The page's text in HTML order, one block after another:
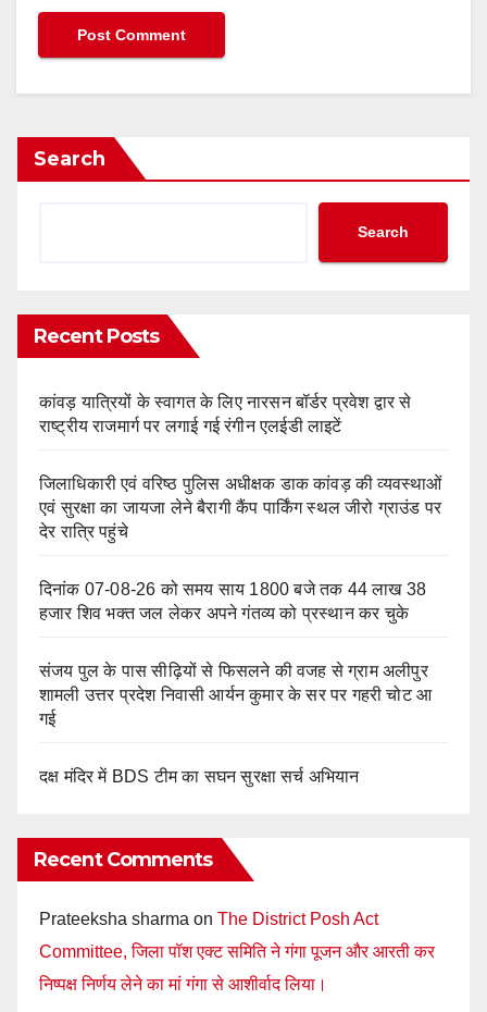
Search
Search
Recent Posts
कांवड़ यात्रियों के स्वागत के लिए नारसन बॉर्डर प्रवेश द्वार से
राष्ट्रीय राजमार्ग पर लगाई गई रंगीन एलईडी लाइटें
जिलाधिकारी एवं वरिष्ठ पुलिस अधीक्षक डाक कांवड़ की व्यवस्थाओं
एवं सुरक्षा का जायजा लेने बैरागी कैंप पार्किंग स्थल जीरो ग्राउंड पर
देर रात्रि पहुंचे
दिनांक 07-08-26 को समय साय 1800 बजे तक 44 लाख 38
हजार शिव भक्त जल लेकर अपने गंतव्य को प्रस्थान कर चुके
संजय पुल के पास सीढ़ियों से फिसलने की वजह से ग्राम अलीपुर
शामली उत्तर प्रदेश निवासी आर्यन कुमार के सर पर गहरी चोट आ
गई
दक्ष मंदिर में BDS टीम का सघन सुरक्षा सर्च अभियान
Recent Comments
Prateeksha sharma on The District Posh Act
Committee, जिला पॉश एक्ट समिति ने गंगा पूजन और आरती कर
निष्पक्ष निर्णय लेने का मां गंगा से आशीर्वाद लिया।